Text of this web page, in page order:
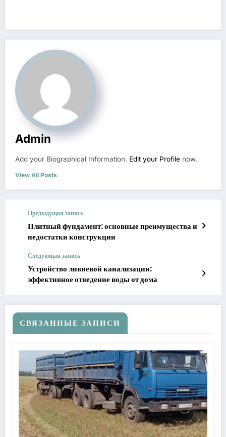
Admin
Add your Biographical Information. Edit your Profile now.
View All Posts
Предыдущая запись
Плитный фундамент: основные преимущества и
недостатки конструкции
Следующая запись
Устройство ливневой канализации:
эффективное отведение воды от дома
СВЯЗАННЫЕ ЗАПИСИ